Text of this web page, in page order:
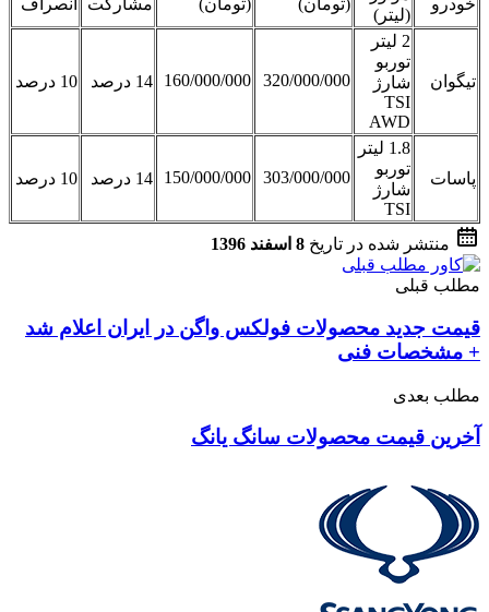
خودرو
(لیتر)
(تومان)
(تومان)
مشارکت
انصراف
تیگوان
2 لیتر
توربو
شارژ
TSI
AWD
320/000/000
160/000/000 14 درصد 10 درصد
پاسات
1.8 لیتر
توربو
شارژ
TSI
303/000/000
150/000/000 14 درصد 10 درصد
منتشر شده در تاریخ 8 اسفند 1396
مطلب قبلی
قیمت جدید محصولات فولکس واگن در ایران اعلام شد
+ مشخصات فنی
مطلب بعدی
آخرین قیمت محصولات سانگ یانگ